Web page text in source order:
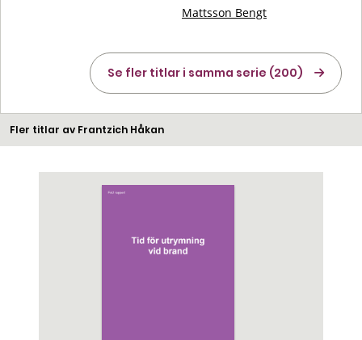
Mattsson Bengt
Se fler titlar i samma serie (200)
Fler titlar av Frantzich Håkan